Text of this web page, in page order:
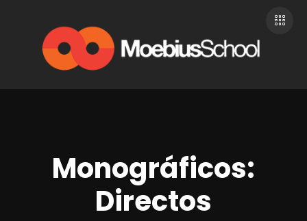
Monográficos:
Directos